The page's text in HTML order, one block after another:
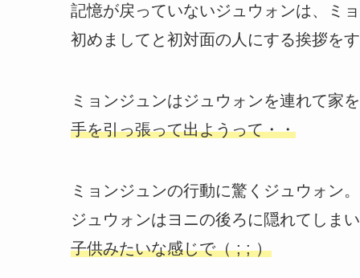
記憶が戻っていないジュウォンは、ミ
初めましてと初対面の人にする挨拶を
ミョンジュンはジュウォンを連れて家
手を引っ張って出ようって・・
ミョンジュンの行動に驚くジュウォン。
ジュウォンはヨニの後ろに隠れてしま
子供みたいな感じで（ ; ; ）